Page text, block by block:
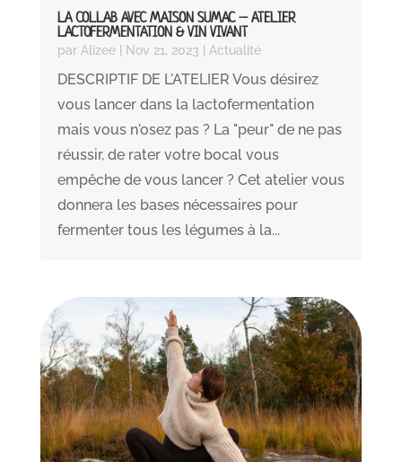
LA COLLAB AVEC MAISON SUMAC – ATELIER
LACTOFERMENTATION & VIN VIVANT
par Alizee| Nov 21, 2023 Actualité
DESCRIPTIF DE L'ATELIER Vous désirez
vous lancer dans la lactofermentation
mais vous n'osez pas ? La "peur" de ne pas
réussir, de rater votre bocal vous
empêche de vous lancer ? Cet atelier vous
donnera les bases nécessaires pour
fermenter tous les légumes à la...